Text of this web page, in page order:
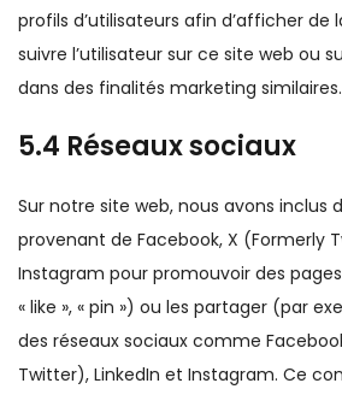
profils d’utilisateurs afin d’afficher de
suivre l’utilisateur sur ce site web ou
dans des finalités marketing similaires.
5.4 Réseaux sociaux
Sur notre site web, nous avons inclus
provenant de Facebook, X (Formerly
Instagram pour promouvoir des
« like », « pin ») ou les partager (par
des réseaux sociaux comme
Twitter), LinkedIn et Instagram. Ce